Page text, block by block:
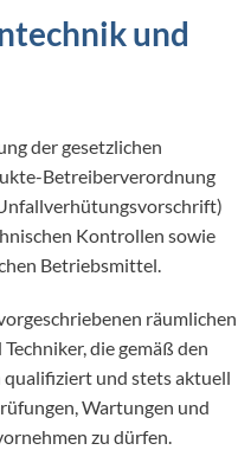
und
der gesetzlichen
Betreiberverordnung
Kontrollen sowie
Betriebsmittel.
räumlichen
die gemäß den
qualifiziert und stets aktuell
Wartungen und
zu dürfen.